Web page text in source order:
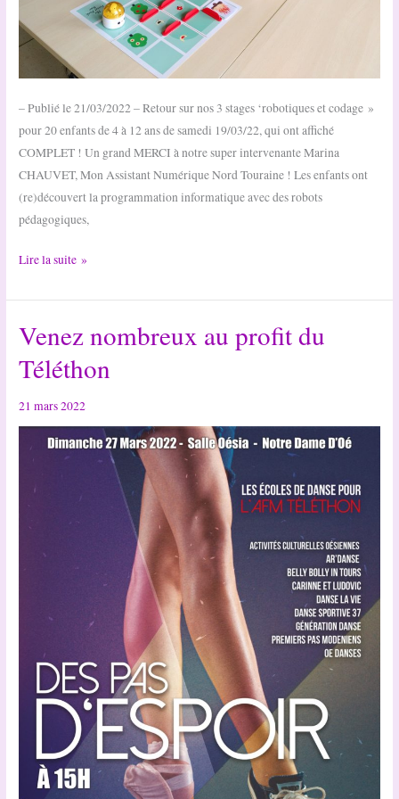
– Publié le 21/03/2022 – Retour sur nos 3 stages ‘robotiques et codage »
pour 20 enfants de 4 à 12 ans de samedi 19/03/22, qui ont affiché
COMPLET ! Un grand MERCI à notre super intervenante Marina
CHAUVET, Mon Assistant Numérique Nord Touraine ! Les enfants ont
(re)découvert la programmation informatique avec des robots
pédagogiques,
Stages
et
codages
une
!
Lire la suite »
Venez nombreux au profit du
Téléthon
21 mars 2022